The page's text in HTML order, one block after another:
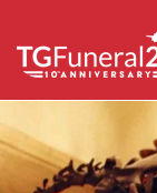
content